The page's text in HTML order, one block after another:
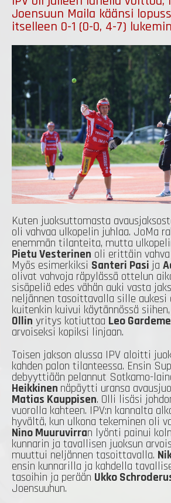
Joensuun Maila käänsi
itselleen 0-1 (0-0, 4-7) lukemin
Kuten juoksuttomasta
oli vahvaa ulkopelin juhlaa. JoMa
enemmän tilanteita, mutta
Pietu Vesterinen oli erittäin
Myös esimerkiksi Santeri Pasi ja
olivat vahvoja räpylässä ottelun
sisäpeliä edes vähän auki vasta
neljännen tasoittavalla sille aukesi
kuitenkin kuivui käytännössä
Ollin yritys kotiuttaa Leo
arvoiseksi kopiksi linjaan.
Toisen jakson alussa IPV aloitti
kahden palon tilanteessa. Ensin
debyyttiään pelannut Sotkamo-
Heikkinen näpäytti uransa
Matias Kauppisen. Olli lisäsi
vuorolla kahteen. IPV:n kannalta
hyvältä, kun ulkona tekeminen oli
Nino Muuruvirran lyönti painui
kunnarin ja tavallisen juoksun
muuttui neljännen tasoittavalla.
ensin kunnarilla ja kahdella
tasoihin ja perään Ukko
Joensuuhun.